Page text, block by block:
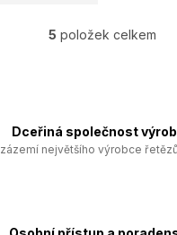
O
a
c
k
5 položek celkem
Dceřiná společnost
zázemí největšího výrobce